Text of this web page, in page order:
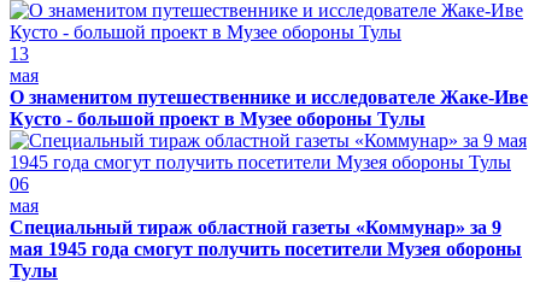
13
мая
О знаменитом путешественнике и исследователе Жаке-Иве
Кусто - большой проект в Музее обороны Тулы
06
мая
Специальный тираж областной газеты «Коммунар» за 9
мая 1945 года смогут получить посетители Музея обороны
Тулы